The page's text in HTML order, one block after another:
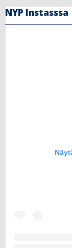
NYP Instasssa